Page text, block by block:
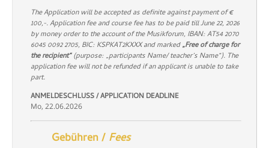
The Application will be accepted as definite against payment of €
100,-. Application fee and course fee has to be paid till June 22, 2026
by money order to the account of the Musikforum, IBAN: AT54 2070
6045 0092 2705, BIC: KSPKAT2KXXX and marked„Free of charge for
the recipient“(purpose: „participants Name/ teacher’s Name“). The
application fee will not be refunded if an applicant is unable to take
part.
ANMELDESCHLUSS / APPLICATION DEADLINE
Mo, 22.06.2026
Gebühren / Fees